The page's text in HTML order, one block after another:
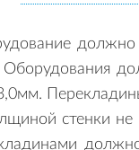
Оборудования
стенки
должно